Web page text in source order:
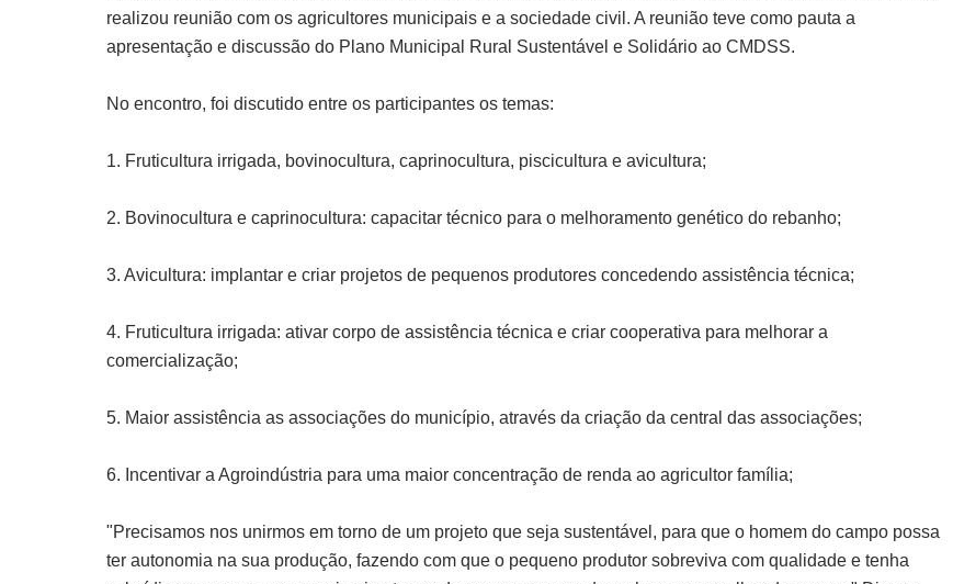
realizou reunião com os agricultores municipais e a sociedade civil. A reunião teve como pauta a
apresentação e discussão do Plano Municipal Rural Sustentável e Solidário ao CMDSS.
No encontro, foi discutido entre os participantes os temas:
1. Fruticultura irrigada, bovinocultura, caprinocultura, piscicultura e avicultura;
2. Bovinocultura e caprinocultura: capacitar técnico para o melhoramento genético do rebanho;
3. Avicultura: implantar e criar projetos de pequenos produtores concedendo assistência técnica;
4. Fruticultura irrigada: ativar corpo de assistência técnica e criar cooperativa para melhorar a
comercialização;
5. Maior assistência as associações do município, através da criação da central das associações;
6. Incentivar a Agroindústria para uma maior concentração de renda ao agricultor família;
"Precisamos nos unirmos em torno de um projeto que seja sustentável, para que o homem do campo possa
ter autonomia na sua produção, fazendo com que o pequeno produtor sobreviva com qualidade e tenha